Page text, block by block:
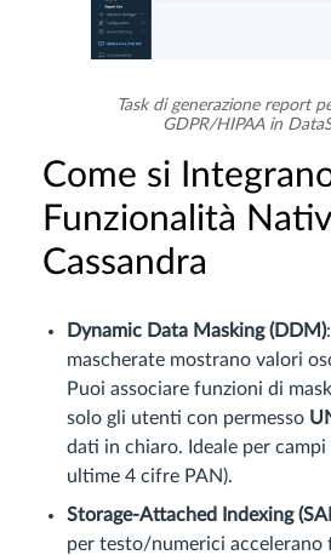
Task di generazione report
GDPR/HIPAA in
Come si
Funzionalità
Cassandra
Dynamic Data Masking (DDM)
mascherate mostrano valori
Puoi associare funzioni di
solo gli utenti con permesso
dati in chiaro. Ideale per campi
ultime 4 cifre PAN).
Storage-Attached Indexing
per testo/numerici accelerano